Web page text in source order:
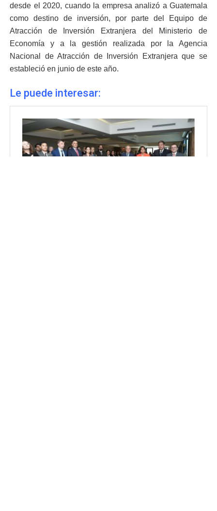
desde el 2020, cuando la empresa analizó a Guatemala
como destino de inversión, por parte del Equipo de
Atracción de Inversión Extranjera del Ministerio de
Economía y a la gestión realizada por la Agencia
Nacional de Atracción de Inversión Extranjera que se
estableció en junio de este año.
Le puede interesar: